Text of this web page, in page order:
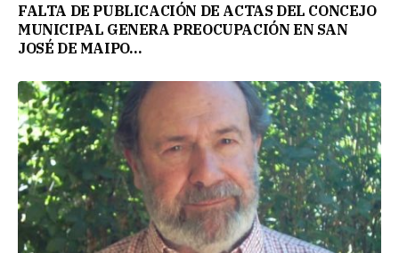
FALTA DE PUBLICACIÓN DE ACTAS DEL CONCEJO
MUNICIPAL GENERA PREOCUPACIÓN EN SAN
JOSÉ DE MAIPO…